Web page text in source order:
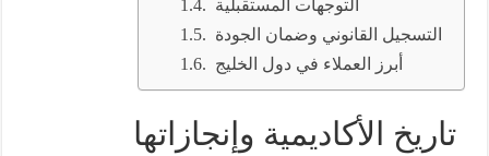
التوجهات المستقبلية
التسجيل القانوني وضمان الجودة
أبرز العملاء في دول الخليج
تاريخ الأكاديمية وإنجازاتها